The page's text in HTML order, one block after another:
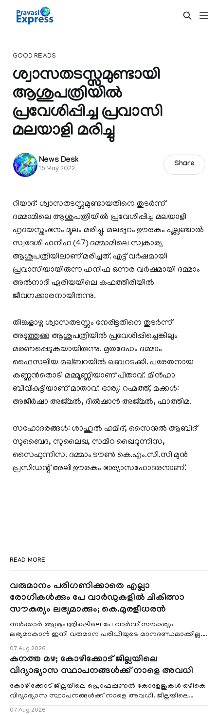
GOOD READS
ശ്വാസതടസ്സമുണ്ടായി
ആശുപത്രിയില്‍
പ്രവേശിപ്പിച്ച പ്രവാസി
മലയാളി മരിച്ചു
News Desk
15 May 2022
Share
റിയാദ്: ശ്വാസതടസ്സമുണ്ടായതിനെ തുടര്‍ന്ന്
ദമ്മാമിലെ ആശുപത്രിയില്‍ പ്രവേശിപ്പിച്ച മലയാളി
ഹൃദയസ്തംഭനം മൂലം മരിച്ചു. മലപ്പുറം ഊരകം പൂല്ലഞ്ചാല്‍
സ്വദേശി ഹനീഫ (47) ദമ്മാമിലെ സ്വകാര്യ
ആശുപത്രിയിലാണ് മരിച്ചത്. എട്ട് വര്‍ഷമായി
പ്രവാസിയായിരുന്ന ഹനീഫ ഒന്നര വര്‍ഷമായി ദമ്മാം
അല്‍നാദി ഏരിയയിലെ കഫത്തീരിയില്‍
ജീവനക്കാരനായിരുന്നു.
തിങ്കളാഴ്ച ശ്വാസതടസ്സം നേരിട്ടതിനെ തുടര്‍ന്ന്
അടുത്തുള്ള ആശുപത്രിയില്‍ പ്രവേശിപ്പിച്ചെങ്കിലും
മരണപ്പെടുകയായിരുന്നു. മൃതദേഹം ദമ്മാം
ഫൈസലിയ മഖ്ബറയില്‍ ഖബറടക്കി. പരേതനായ
കണ്ണന്‍തൊടി മമ്മൂണ്ണിയാണ് പിതാവ്. മിന്‍ഹാ
ബീവികുട്ടിയാണ് മാതാവ്. ഭാര്യ: റഹ്മത്ത്, മക്കള്‍:
അജീര്‍ഷാ അജ്മല്‍, ദില്‍ഷാന്‍ അജ്മല്‍, ഫാത്തിമ.
സഹോദരങ്ങള്‍: ശാഹുല്‍ ഹമീദ്, സൈനുല്‍ ആബിദ്
സുബൈദ, സുലൈഖ, സമീറ ഖൈറുന്നിസ,
സൈഫുന്നിസ. ദമ്മാം ടൗണ്‍ കെ.എം.സി.സി മുന്‍
പ്രസിഡന്റ് അലി ഊരകം ഭാര്യാസഹോദരനാണ്.
READ MORE
വരുമാനം പരിഗണിക്കാതെ എല്ലാ
രോഗികൾക്കും പേ വാർഡുകളിൽ ചികിത്സാ
സൗകര്യം ലഭ്യമാക്കും; കെ.മുരളീധരൻ
സർക്കാർ ആശുപത്രികളിലെ പേ വാർഡ് സൗകര്യം
ലഭ്യമാകാൻ ഇനി വരുമാന പരിധിയുടെ മാനദണ്ഡമാക്കില്ല.
07 Aug 2026
കനത്ത മഴ; കോഴിക്കോട് ജില്ലയിലെ
വിദ്യാഭ്യാസ സ്ഥാപനങ്ങൾക്ക് നാളെ അവധി
കോഴിക്കോട് ജില്ലയിലെ പ്രൊഫഷണൽ കോളേജുകൾ ഒഴികെ
വിദ്യാഭ്യാസ സ്ഥാപനങ്ങൾക്ക് നാളെ അവധി. ജില്ലയിലെ
07 Aug 2026